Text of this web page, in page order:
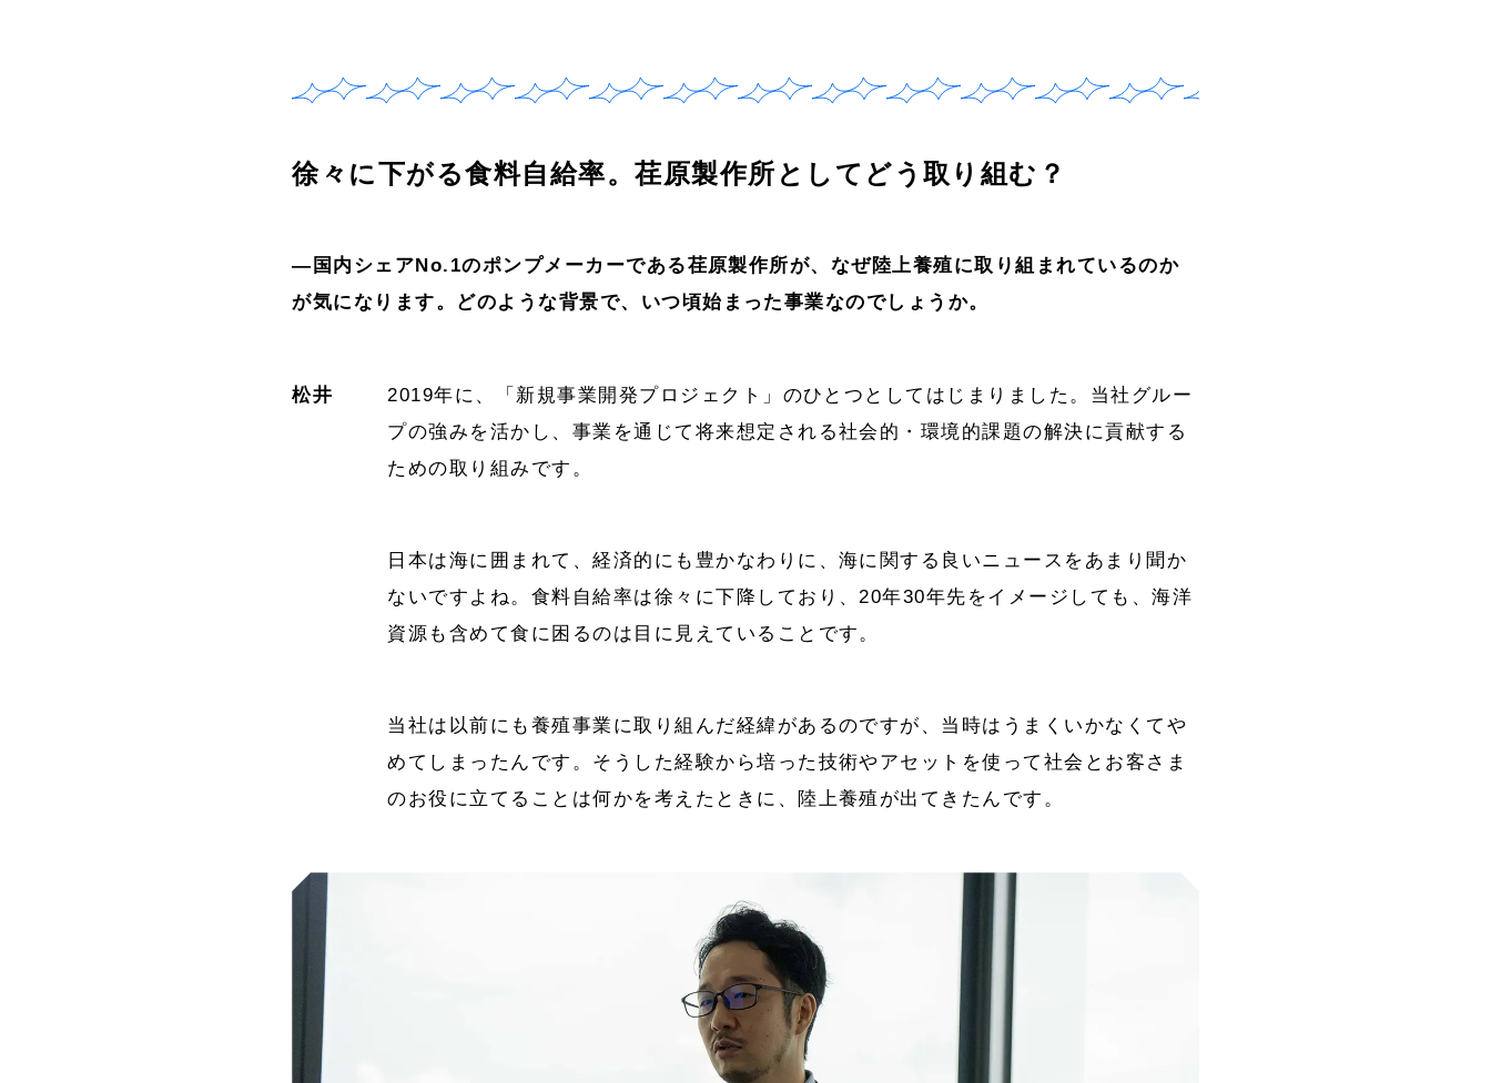
徐々に下がる食料自給率。荏原製作所としてどう取り組む？
―国内シェアNo.1のポンプメーカーである荏原製作所が、なぜ陸上養殖に取り組まれているのか
が気になります。どのような背景で、いつ頃始まった事業なのでしょうか。
松井
2019年に、「新規事業開発プロジェクト」のひとつとしてはじまりました。当社グルー
プの強みを活かし、事業を通じて将来想定される社会的・環境的課題の解決に貢献する
ための取り組みです。
日本は海に囲まれて、経済的にも豊かなわりに、海に関する良いニュースをあまり聞か
ないですよね。食料自給率は徐々に下降しており、20年30年先をイメージしても、海洋
資源も含めて食に困るのは目に見えていることです。
当社は以前にも養殖事業に取り組んだ経緯があるのですが、当時はうまくいかなくてや
めてしまったんです。そうした経験から培った技術やアセットを使って社会とお客さま
のお役に立てることは何かを考えたときに、陸上養殖が出てきたんです。